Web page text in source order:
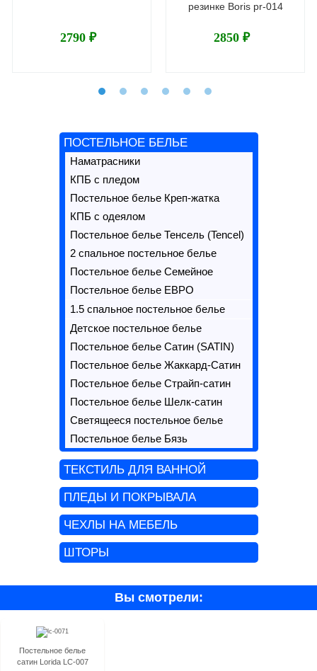
ПОСТЕЛЬНОЕ БЕЛЬЕ
Наматрасники
КПБ с пледом
Постельное белье Креп-жатка
КПБ с одеялом
Постельное белье Тенсель (Tencel)
2 спальное постельное белье
Постельное белье Семейное
Постельное белье ЕВРО
1.5 спальное постельное белье
Детское постельное белье
Постельное белье Сатин (SATIN)
Постельное белье Жаккард-Сатин
Постельное белье Страйп-сатин
Постельное белье Шелк-сатин
Светящееся постельное белье
Постельное белье Бязь
ТЕКСТИЛЬ ДЛЯ ВАННОЙ
ПЛЕДЫ И ПОКРЫВАЛА
ЧЕХЛЫ НА МЕБЕЛЬ
ШТОРЫ
2790 ₽
резинке Boris pr-014
2850 ₽
Вы смотрели:
Постельное белье
сатин Lorida LC-007